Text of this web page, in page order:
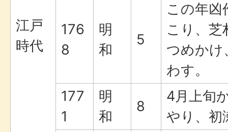
江戸
時代
176
8
明
和
5
この年凶
こり、芝
つめかけ
わす。
177
1
明
和
8
4月上旬
やり、初